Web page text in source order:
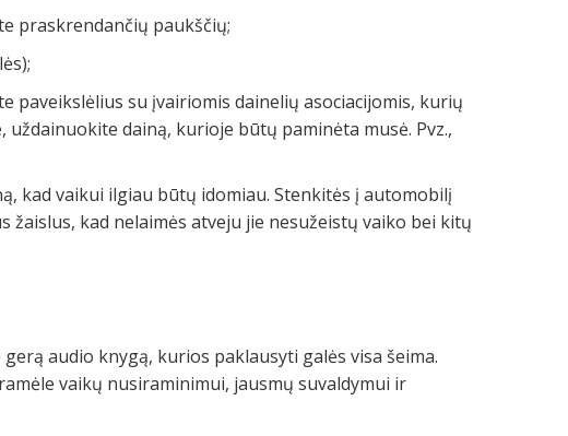
praskrendančių paukščių;
paveikslėlius su įvairiomis dainelių asociacijomis, kurių
dainą, kurioje būtų paminėta musė. Pvz.,
kad vaikui ilgiau būtų idomiau. Stenkitės į automobilį
kad nelaimės atveju jie nesužeistų vaiko bei kitų
audio knygą, kurios paklausyti galės visa šeima.
vaikų nusiraminimui, jausmų suvaldymui ir